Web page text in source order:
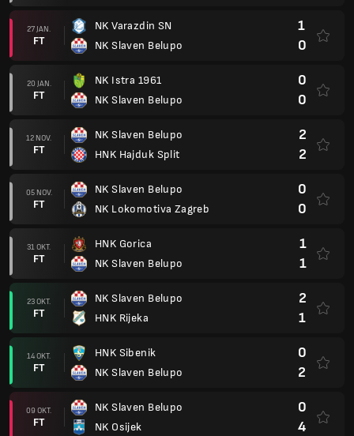
27 JAN.
FT
NK Varazdin SN
NK Slaven Belupo
1
0
20 JAN.
FT
NK Istra 1961
NK Slaven Belupo
0
0
12 NOV.
FT
NK Slaven Belupo
HNK Hajduk Split
2
2
05 NOV.
FT
NK Slaven Belupo
NK Lokomotiva Zagreb
0
0
31 OKT.
FT
HNK Gorica
NK Slaven Belupo
1
1
23 OKT.
FT
NK Slaven Belupo
HNK Rijeka
2
1
14 OKT.
FT
HNK Sibenik
NK Slaven Belupo
0
2
09 OKT.
FT
NK Slaven Belupo
NK Osijek
0
4